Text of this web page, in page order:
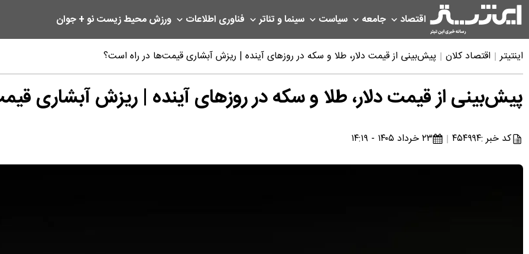
اقتصاد جامعه سیاست سینما و تئاتر فناوری اطلاعات ورزشمحیط زیستنو + جوان
اینتیتر اقتصاد کلان پیش‌بینی از قیمت دلار، طلا و سکه در روزهای آینده | ریزش آبشاری قیمت‌ها در راه است؟
پیش‌بینی از قیمت دلار، طلا و سکه در روزهای آینده | ریزش آبشاری
کد خبر :۴۵۴۹۹۴ ۲۳ خرداد ۱۴۰۵ - ۱۴:۱۹